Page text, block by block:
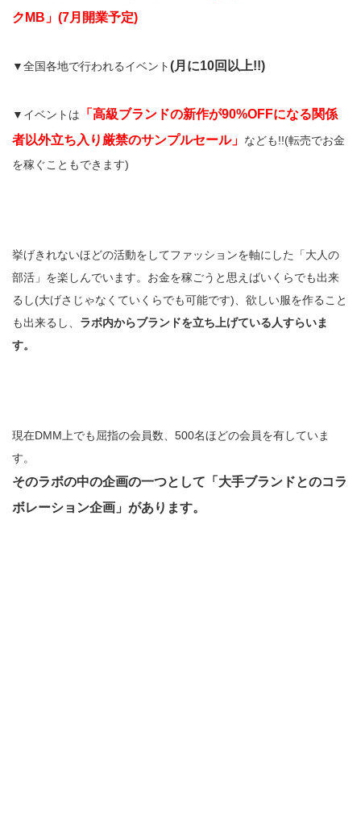
クMB」(7月開業予定)
▼全国各地で行われるイベント(月に10回以上!!)
▼イベントは 「高級ブランドの新作が90%OFFになる関係
者以外立ち入り厳禁のサンプルセール」 なども!!(転売でお金
を稼ぐこともできます)
挙げきれないほどの活動をしてファッションを軸にした「大人の
部活」を楽しんでいます。お金を稼ごうと思えばいくらでも出来
るし(大げさじゃなくていくらでも可能です)、欲しい服を作ること
も出来るし、 ラボ内からブランドを立ち上げている人すらいま
す。
現在DMM上でも屈指の会員数、500名ほどの会員を有していま
す。
そのラボの中の企画の一つとして「大手ブランドとのコラ
ボレーション企画」があります。